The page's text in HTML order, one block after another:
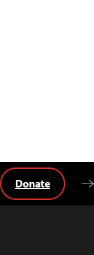
Donate